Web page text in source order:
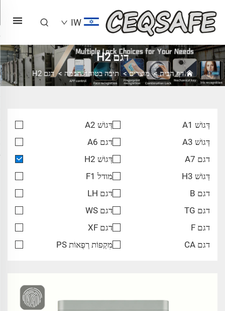
IW
דגם H2
דף הבית>מוצרים>תיבה בטוחה חכמה >דגם H2
דְּגוֹשׁ A1
דְּגוֹשׁ A2
דְּגוֹשׁ A3
דגם A6
דגם A7
דְּגוֹשׁ H2
דְּגוֹשׁ H3
מודל F1
דגם B
דגם LH
דגם TG
דגם WS
דגם F
דגם XF
דגם CA
מִקְפוֹת רְפֻאוֹת PS